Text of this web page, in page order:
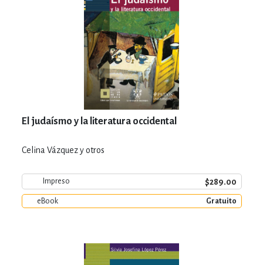
El judaísmo y la literatura occidental
Celina Vázquez y otros
Impreso $289.00
eBook Gratuito